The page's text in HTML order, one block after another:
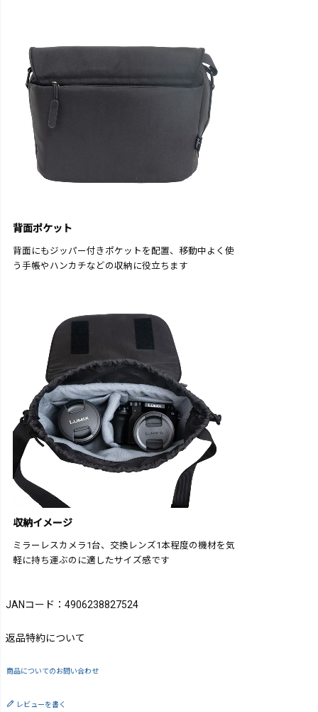
背面ポケット
背面にもジッパー付きポケットを配置、移動中よく使
う手帳やハンカチなどの収納に役立ちます
収納イメージ
ミラーレスカメラ1台、交換レンズ1本程度の機材を気
軽に持ち運ぶのに適したサイズ感です
JANコード：4906238827524
返品特約について
商品についてのお問い合わせ
レビューを書く